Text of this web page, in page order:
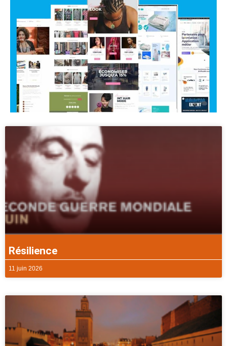
Résilience
11 juin 2026